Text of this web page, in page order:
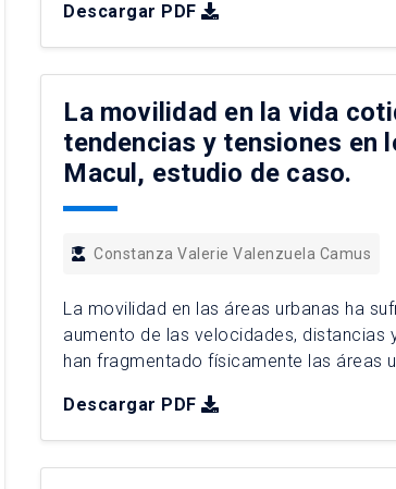
resultados del experimento […]
Descargar PDF
La movilidad en la vida
tendencias y tensiones en
Macul, estudio de caso.
Constanza Valerie Valenzuela Camus
La movilidad en las áreas urbanas ha
aumento de las velocidades,
han fragmentado físicamente las áreas
Descargar PDF